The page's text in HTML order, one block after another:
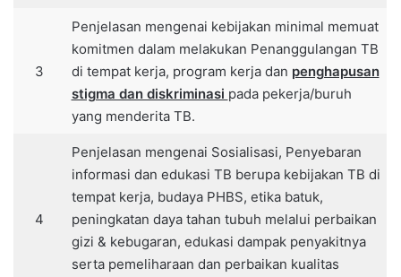
3
Penjelasan mengenai kebijakan minimal memuat
komitmen dalam melakukan Penanggulangan TB
di tempat kerja, program kerja dan penghapusan
stigma dan diskriminasi pada pekerja/buruh
yang menderita TB.
4
Penjelasan mengenai Sosialisasi, Penyebaran
informasi dan edukasi TB berupa kebijakan TB di
tempat kerja, budaya PHBS, etika batuk,
peningkatan daya tahan tubuh melalui perbaikan
gizi & kebugaran, edukasi dampak penyakitnya
serta pemeliharaan dan perbaikan kualitas